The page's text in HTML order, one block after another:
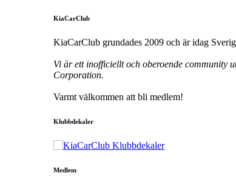
KiaCarClub
KiaCarClub grundades 2009 och är idag
Vi är ett inofficiellt och oberoende community
Corporation.
Varmt välkommen att bli medlem!
Klubbdekaler
Medlem